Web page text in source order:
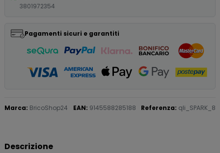
3801972354
Pagamenti sicuri e garantiti
Marca: BricoShop24 EAN: 9145588285188 Referenza: qli_SPARK_8
Descrizione